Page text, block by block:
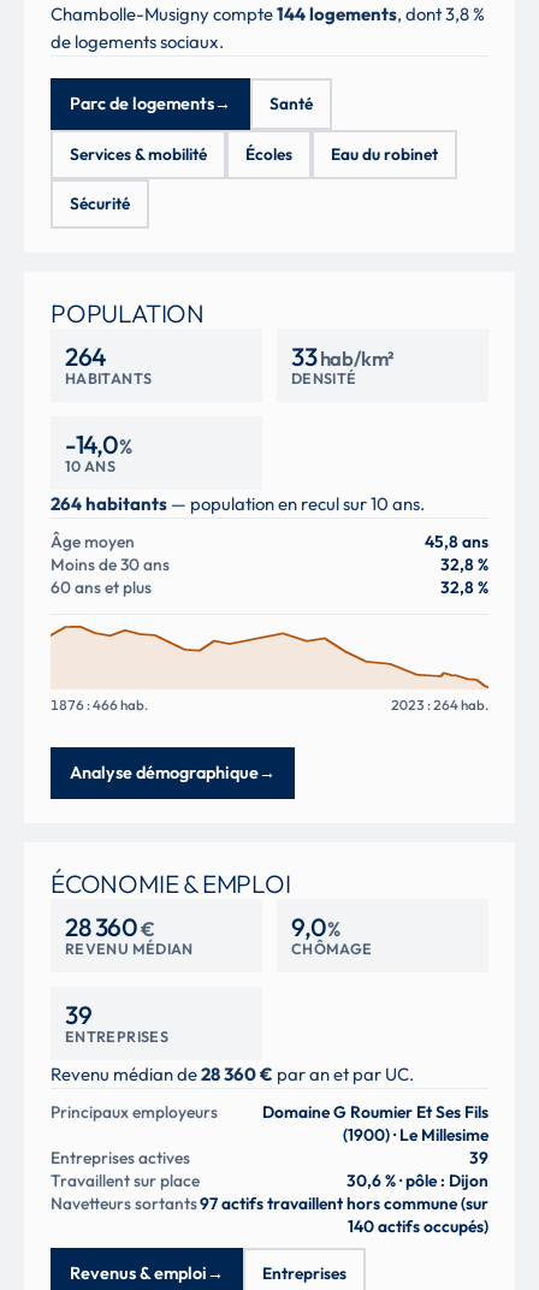
Chambolle-Musigny compte144 logements, dont 3,8 %
de logements sociaux.
Parc de logements→ Santé
Services & mobilité Écoles Eau du robinet
Sécurité
POPULATION
264
HABITANTS
33hab/km²
DENSITÉ
-14,0%
10 ANS
264 habitants — population en recul sur 10 ans.
Âge moyen
45,8 ans
Moins de 30 ans
32,8 %
60 ans et plus
32,8 %
1876 : 466 hab. 2023 : 264 hab.
Analyse démographique→
ÉCONOMIE & EMPLOI
28 360€
REVENU MÉDIAN
9,0%
CHÔMAGE
39
ENTREPRISES
Revenu médian de28 360 € par an et par UC.
Principaux employeurs
Domaine G Roumier Et Ses Fils
(1900) · Le Millesime
Entreprises actives
39
Travaillent sur place
30,6 % · pôle : Dijon
Navetteurs sortants97 actifs travaillent hors commune (sur
140 actifs occupés)
Revenus & emploi→ Entreprises